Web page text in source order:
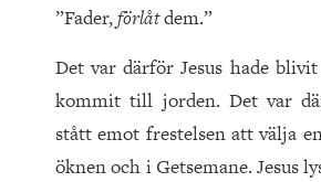
”Fader,förlåtdem.”
Det var därför Jesus hade
kommit till jorden. Det var
stått emot frestelsen att välja
öknen och i Getsemane. Jesus